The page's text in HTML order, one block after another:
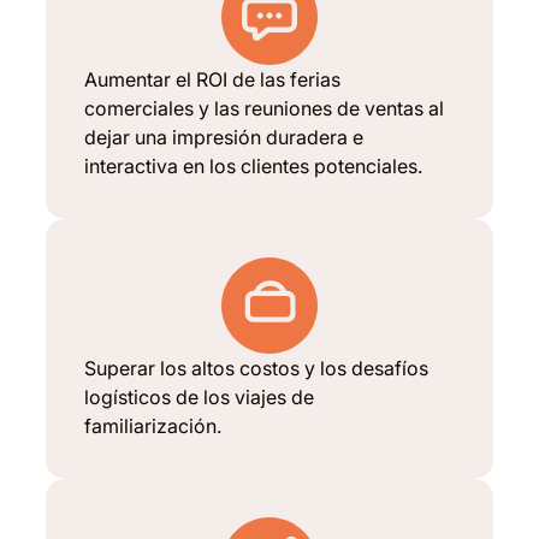
Aumentar el ROI de las ferias
comerciales y las reuniones de ventas al
dejar una impresión duradera e
interactiva en los clientes potenciales.
Superar los altos costos y los desafíos
logísticos de los viajes de
familiarización.